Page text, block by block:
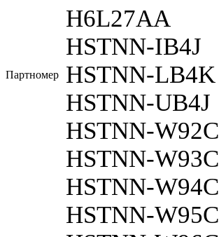
Партномер
H6L27AA
HSTNN-IB4J
HSTNN-LB4K
HSTNN-UB4J
HSTNN-W92C
HSTNN-W93C
HSTNN-W94C
HSTNN-W95C